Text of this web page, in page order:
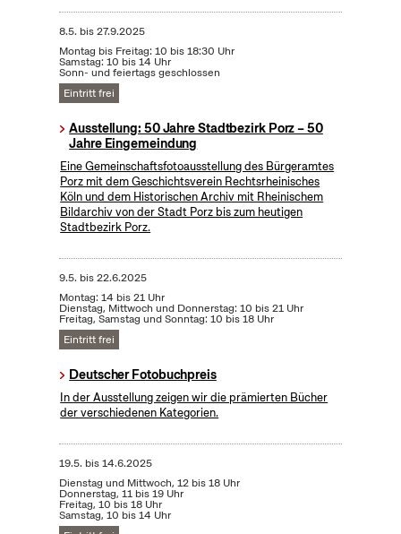
8.5. bis27.9.2025
Montag bis Freitag: 10 bis 18:30 Uhr
Samstag: 10 bis 14 Uhr
Sonn- und feiertags geschlossen
Eintritt frei
Ausstellung: 50 Jahre Stadtbezirk Porz – 50
Jahre Eingemeindung
Eine Gemeinschaftsfotoausstellung des Bürgeramtes
Porz mit dem Geschichtsverein Rechtsrheinisches
Köln und dem Historischen Archiv mit Rheinischem
Bildarchiv von der Stadt Porz bis zum heutigen
Stadtbezirk Porz.
9.5. bis22.6.2025
Montag: 14 bis 21 Uhr
Dienstag, Mittwoch und Donnerstag: 10 bis 21 Uhr
Freitag, Samstag und Sonntag: 10 bis 18 Uhr
Eintritt frei
Deutscher Fotobuchpreis
In der Ausstellung zeigen wir die prämierten Bücher
der verschiedenen Kategorien.
19.5. bis14.6.2025
Dienstag und Mittwoch, 12 bis 18 Uhr
Donnerstag, 11 bis 19 Uhr
Freitag, 10 bis 18 Uhr
Samstag, 10 bis 14 Uhr